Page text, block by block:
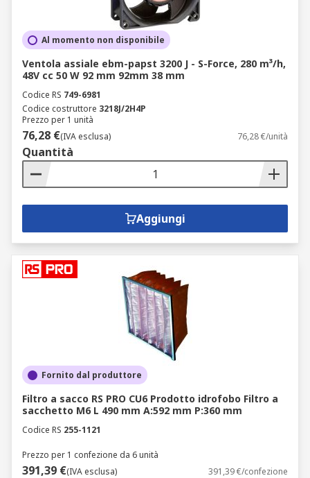
Al momento non disponibile
Ventola assiale ebm-papst 3200 J - S-Force, 280 m³/h,
48V cc 50 W 92 mm 92mm 38 mm
Codice RS 749-6981
Codice costruttore 3218J/2H4P
Prezzo per 1 unità
76,28 €(IVA esclusa) 76,28 €/unità
Quantità
Aggiungi
Fornito dal produttore
Filtro a sacco RS PRO CU6 Prodotto idrofobo Filtro a
sacchetto M6 L 490 mm A:592 mm P:360 mm
Codice RS 255-1121
Prezzo per 1 confezione da 6 unità
391,39 €(IVA esclusa) 391,39 €/confezione